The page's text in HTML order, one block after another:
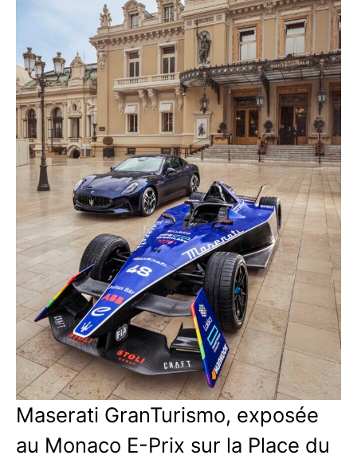
Maserati GranTurismo, exposée
au Monaco E-Prix sur la Place du